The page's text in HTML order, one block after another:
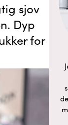
sjov
Dyp
for